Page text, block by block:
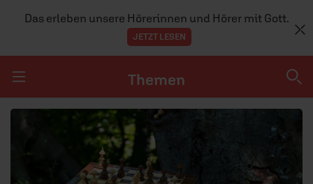
Das erleben unsere Hörerinnen und Hörer mit Gott.
JETZT LESEN
Navigation überspringen
Themen